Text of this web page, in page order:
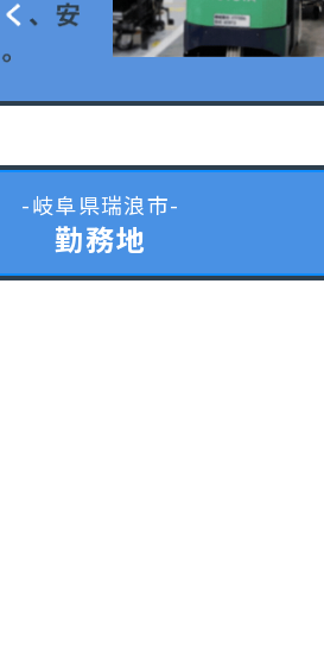
-岐阜県瑞浪市-
勤務地